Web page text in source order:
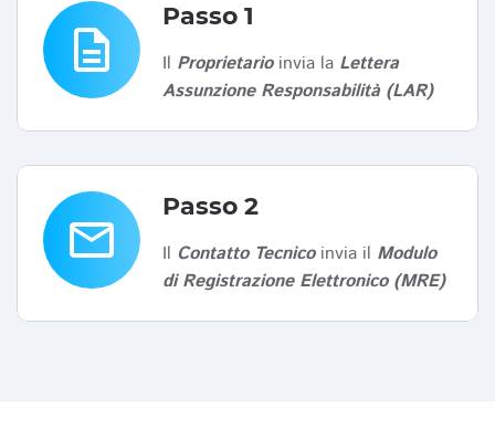
description
Passo 1
Il Proprietarioinvia la Lettera
Assunzione Responsabilità (LAR)
email
Passo 2
Il Contatto Tecnicoinvia il Modulo
di Registrazione Elettronico (MRE)